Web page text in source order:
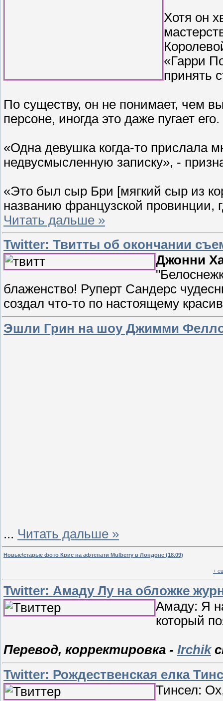
Хотя он
«Гарри
принять
По существу, он не понимает, чем
персоне, иногда это даже пугает его.
«Одна девушка когда-то прислала
недвусмысленную записку», -
«Это был сыр Бри [мягкий сыр из
названию французской провинции,
Читать дальше »
Twitter: Твитты об окончании
Джонни
блаженство! Руперт Сандерс
создал что-то по настоящему
Эшли Грин на шоу Джимми
... Читать дальше »
Новые\старые фото Крис на афтепати Mulberry в Лондоне (18.09)
+
Twitter: Амаду Лу на обложке
Амаду: Я
который
Перевод, корректировка - Irchik
Twitter: Рождественская елка
Тинсел: